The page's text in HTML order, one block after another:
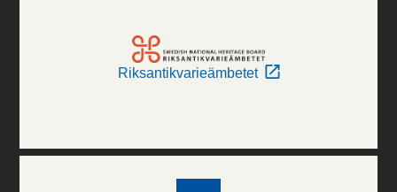
Riksantikvarieämbetet